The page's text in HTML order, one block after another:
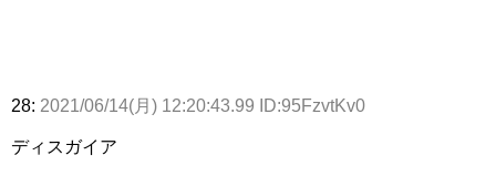
28: 2021/06/14(月) 12:20:43.99 ID:95FzvtKv0
ディスガイア